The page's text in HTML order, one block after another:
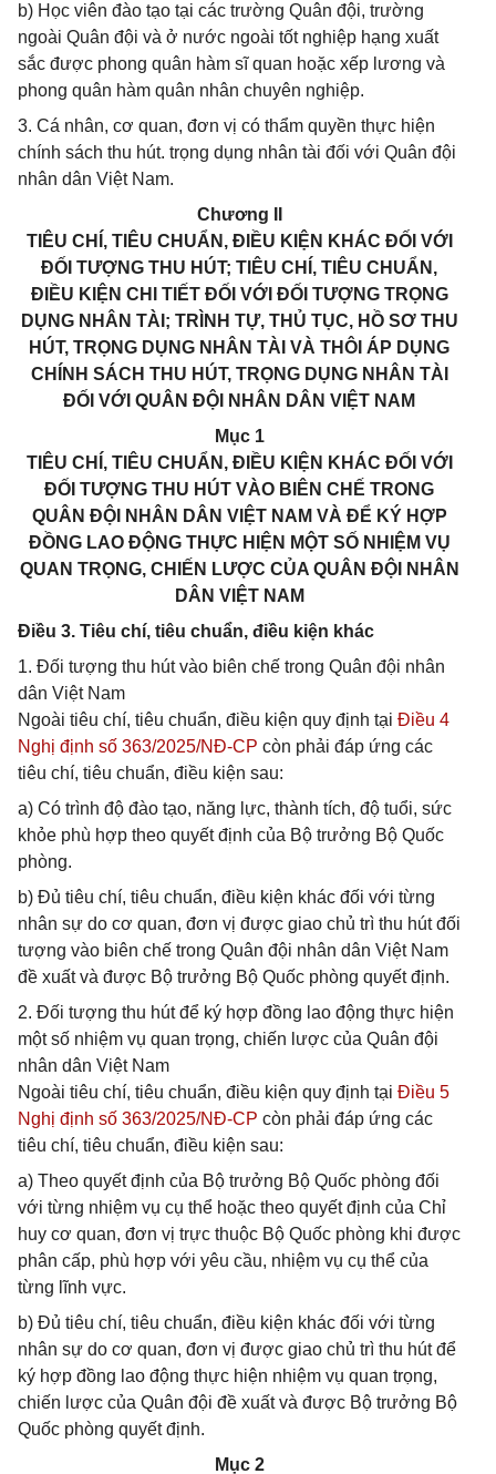
b) Học viên đào tạo tại các trường Quân đội, trường
ngoài Quân đội và ở nước ngoài tốt nghiệp hạng xuất
sắc được phong quân hàm sĩ quan hoặc xếp lương và
phong quân hàm quân nhân chuyên nghiệp.
3. Cá nhân, cơ quan, đơn vị có thẩm quyền thực hiện
chính sách thu hút. trọng dụng nhân tài đối với Quân đội
nhân dân Việt Nam.
Chương II
TIÊU CHÍ, TIÊU CHUẨN, ĐIỀU KIỆN KHÁC ĐỐI VỚI
ĐỐI TƯỢNG THU HÚT; TIÊU CHÍ, TIÊU CHUẨN,
ĐIỀU KIỆN CHI TIẾT ĐỐI VỚI ĐỐI TƯỢNG TRỌNG
DỤNG NHÂN TÀI; TRÌNH TỰ, THỦ TỤC, HỒ SƠ THU
HÚT, TRỌNG DỤNG NHÂN TÀI VÀ THÔI ÁP DỤNG
CHÍNH SÁCH THU HÚT, TRỌNG DỤNG NHÂN TÀI
ĐỐI VỚI QUÂN ĐỘI NHÂN DÂN VIỆT NAM
Mục 1
TIÊU CHÍ, TIÊU CHUẨN, ĐIỀU KIỆN KHÁC ĐỐI VỚI
ĐỐI TƯỢNG THU HÚT VÀO BIÊN CHẾ TRONG
QUÂN ĐỘI NHÂN DÂN VIỆT NAM VÀ ĐỂ KÝ HỢP
ĐỒNG LAO ĐỘNG THỰC HIỆN MỘT SỐ NHIỆM VỤ
QUAN TRỌNG, CHIẾN LƯỢC CỦA QUÂN ĐỘI NHÂN
DÂN VIỆT NAM
Điều 3. Tiêu chí, tiêu chuẩn, điều kiện khác
1. Đối tượng thu hút vào biên chế trong Quân đội nhân
dân Việt Nam
Ngoài tiêu chí, tiêu chuẩn, điều kiện quy định tại Điều 4
Nghị định số 363/2025/NĐ-CP còn phải đáp ứng các
tiêu chí, tiêu chuẩn, điều kiện sau:
a) Có trình độ đào tạo, năng lực, thành tích, độ tuổi, sức
khỏe phù hợp theo quyết định của Bộ trưởng Bộ Quốc
phòng.
b) Đủ tiêu chí, tiêu chuẩn, điều kiện khác đối với từng
nhân sự do cơ quan, đơn vị được giao chủ trì thu hút đối
tượng vào biên chế trong Quân đội nhân dân Việt Nam
đề xuất và được Bộ trưởng Bộ Quốc phòng quyết định.
2. Đối tượng thu hút để ký hợp đồng lao động thực hiện
một số nhiệm vụ quan trọng, chiến lược của Quân đội
nhân dân Việt Nam
Ngoài tiêu chí, tiêu chuẩn, điều kiện quy định tại Điều 5
Nghị định số 363/2025/NĐ-CP còn phải đáp ứng các
tiêu chí, tiêu chuẩn, điều kiện sau:
a) Theo quyết định của Bộ trưởng Bộ Quốc phòng đối
với từng nhiệm vụ cụ thể hoặc theo quyết định của Chỉ
huy cơ quan, đơn vị trực thuộc Bộ Quốc phòng khi được
phân cấp, phù hợp với yêu cầu, nhiệm vụ cụ thể của
từng lĩnh vực.
b) Đủ tiêu chí, tiêu chuẩn, điều kiện khác đối với từng
nhân sự do cơ quan, đơn vị được giao chủ trì thu hút để
ký hợp đồng lao động thực hiện nhiệm vụ quan trọng,
chiến lược của Quân đội đề xuất và được Bộ trưởng Bộ
Quốc phòng quyết định.
Mục 2